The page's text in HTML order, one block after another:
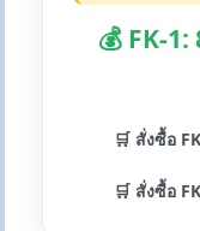
💰 FK-
🛒 สั่งซื้อ
🛒 สั่งซื้อ